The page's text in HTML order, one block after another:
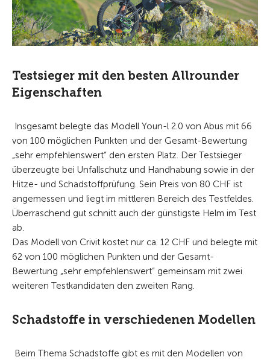
Testsieger mit den besten Allrounder
Eigenschaften
Insgesamt belegte das Modell Youn-l 2.0 von Abus mit 66
von 100 möglichen Punkten und der Gesamt-Bewertung
„sehr empfehlenswert“ den ersten Platz. Der Testsieger
überzeugte bei Unfallschutz und Handhabung sowie in der
Hitze- und Schadstoffprüfung. Sein Preis von 80 CHF ist
angemessen und liegt im mittleren Bereich des Testfeldes.
Überraschend gut schnitt auch der günstigste Helm im Test
ab.
Das Modell von Crivit kostet nur ca. 12 CHF und belegte mit
62 von 100 möglichen Punkten und der Gesamt-
Bewertung „sehr empfehlenswert“ gemeinsam mit zwei
weiteren Testkandidaten den zweiten Rang.
Schadstoffe in verschiedenen Modellen
Beim Thema Schadstoffe gibt es mit den Modellen von